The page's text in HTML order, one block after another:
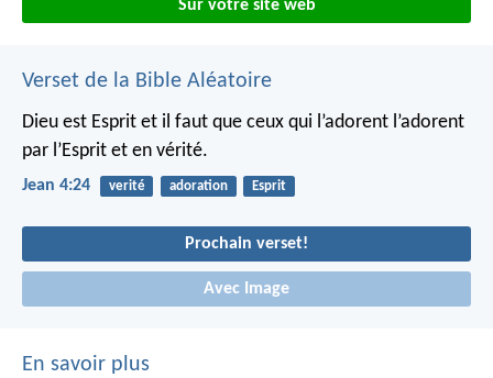
Sur votre site web
Verset de la Bible Aléatoire
Dieu est Esprit et il faut que ceux qui l’adorent l’adorent
par l’Esprit et en vérité.
Jean 4:24 verité adoration Esprit
Prochain verset!
Avec Image
En savoir plus